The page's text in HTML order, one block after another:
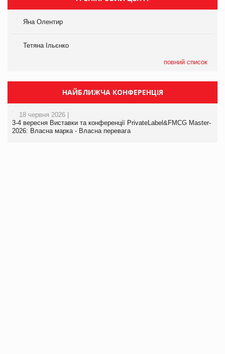
Яна Олентир
Тетяна Ільєнко
повний список
НАЙБЛИЖЧА КОНФЕРЕНЦІЯ
18 червня 2026 |
3-4 вересня Виставки та конференції PrivateLabel&FMCG Master-
2026: Власна марка - Власна перевага